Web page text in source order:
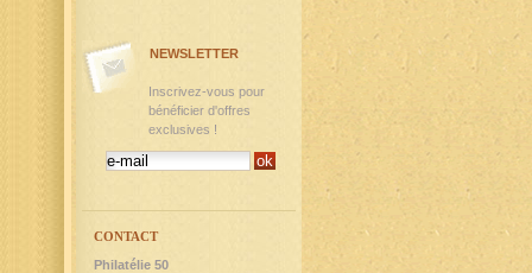
NEWSLETTER
Inscrivez-vous pour
bénéficier d'offres
exclusives !
CONTACT
Philatélie 50